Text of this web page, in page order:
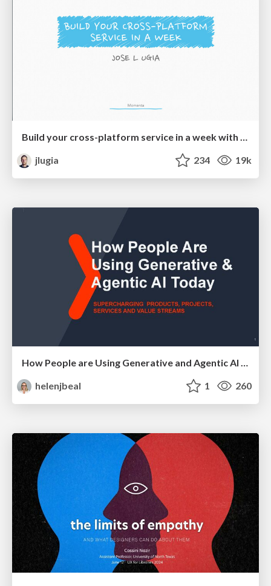
Build your cross-platform service in a week with App Engine
jlugia
234 19k
How People are Using Generative and Agentic AI to Supercharge Their Products, Projects, Services and Value Streams Today
helenjbeal
1 260